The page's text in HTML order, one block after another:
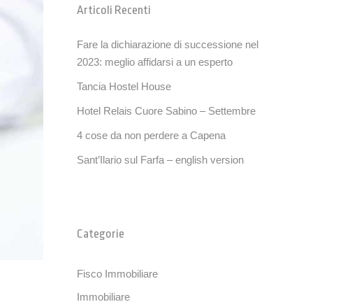
Articoli Recenti
Fare la dichiarazione di successione nel
2023: meglio affidarsi a un esperto
Tancia Hostel House
Hotel Relais Cuore Sabino – Settembre
4 cose da non perdere a Capena
Sant’Ilario sul Farfa – english version
Categorie
Fisco Immobiliare
Immobiliare